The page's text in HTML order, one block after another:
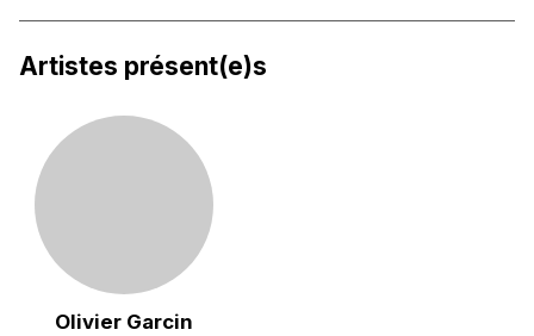
Artistes présent(e)s
Olivier Garcin